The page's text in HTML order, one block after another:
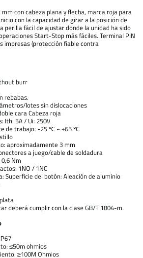
mm con cabeza plana y flecha, marca roja para
con la capacidad de girar a la posición de
perilla fácil de ajustar donde la unidad ha sido
Start-Stop más fáciles. Terminal PIN
impresas (protección fiable contra
burr
rebabas.
lotes sin dislocaciones
cara Cabeza roja
Ith: 5A / Ui: 250V
de trabajo: -25 ℃ ~ +65 ℃
aproximadamente 3 mm
a juego/cable de soldadura
Nm
1NO / 1NC
Superficie del botón: Aleación de aluminio
deberá cumplir con la clase GB/T 1804-m.
≤50m ohmios
≥100M Ohmios